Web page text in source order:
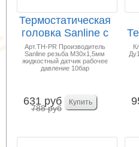
Термостатическая
головка Sanline с
жидкостным д...
Арт.TH-PR Производитель
Sanline резьба М30х1,5мм
жидкостный датчик рабочее
давление 10бар
631 руб
788 руб